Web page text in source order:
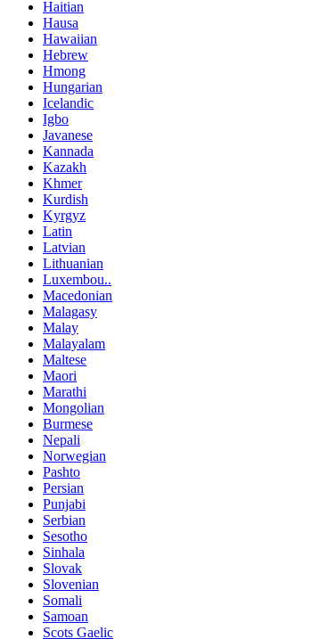
Haitian
Hausa
Hawaiian
Hebrew
Hmong
Hungarian
Icelandic
Igbo
Javanese
Kannada
Kazakh
Khmer
Kurdish
Kyrgyz
Latin
Latvian
Lithuanian
Luxembou..
Macedonian
Malagasy
Malay
Malayalam
Maltese
Maori
Marathi
Mongolian
Burmese
Nepali
Norwegian
Pashto
Persian
Punjabi
Serbian
Sesotho
Sinhala
Slovak
Slovenian
Somali
Samoan
Scots Gaelic